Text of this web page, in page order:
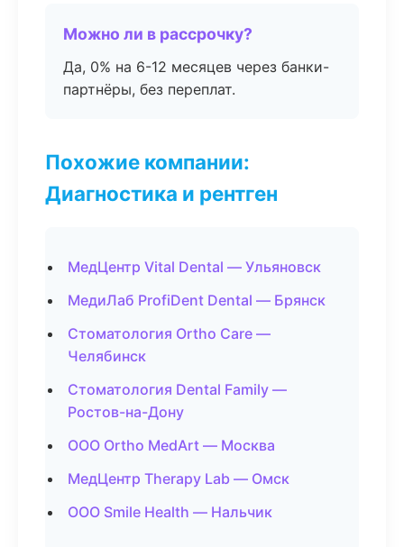
Можно ли в рассрочку?
Да, 0% на 6-12 месяцев через банки-
партнёры, без переплат.
Похожие компании:
Диагностика и рентген
МедЦентр Vital Dental — Ульяновск
МедиЛаб ProfiDent Dental — Брянск
Стоматология Ortho Care —
Челябинск
Стоматология Dental Family —
Ростов-на-Дону
ООО Ortho MedArt — Москва
МедЦентр Therapy Lab — Омск
ООО Smile Health — Нальчик